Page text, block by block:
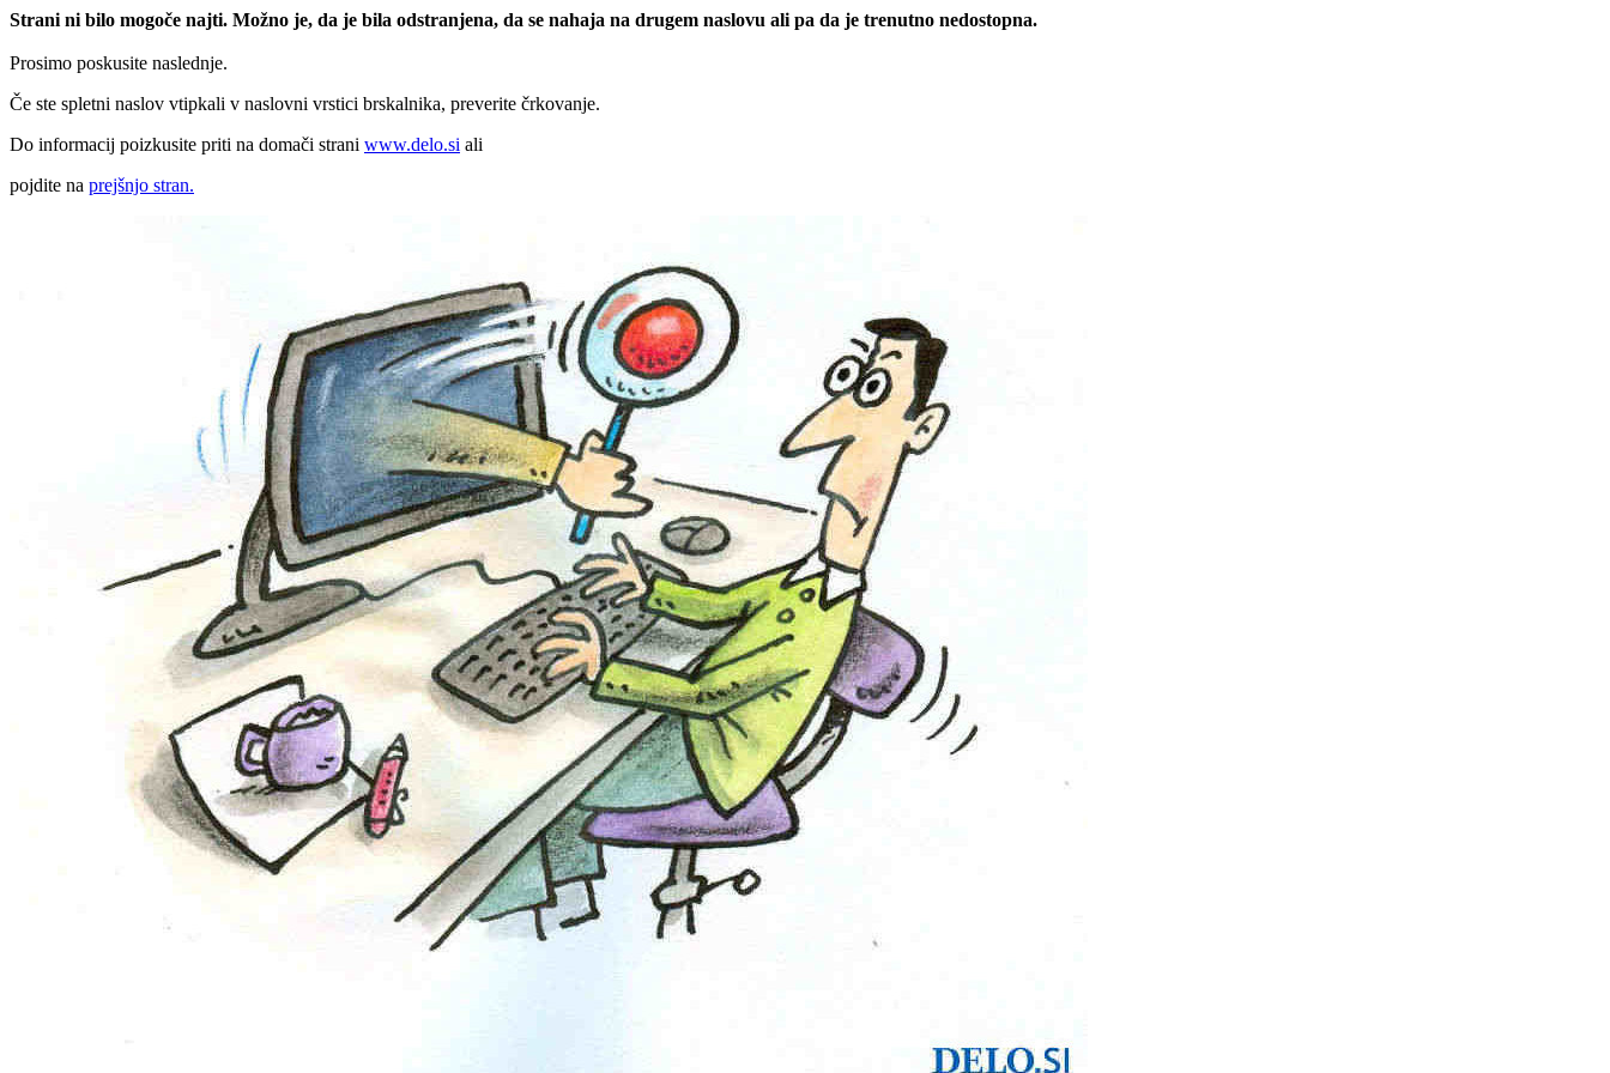
Strani ni bilo mogoče najti. Možno je, da je bila odstranjena, da se nahaja na drugem naslovu ali pa da je trenutno nedostopna.
Prosimo poskusite naslednje.
Če ste spletni naslov vtipkali v naslovni vrstici brskalnika, preverite črkovanje.
Do informacij poizkusite priti na domači strani www.delo.si ali
pojdite na prejšnjo stran.